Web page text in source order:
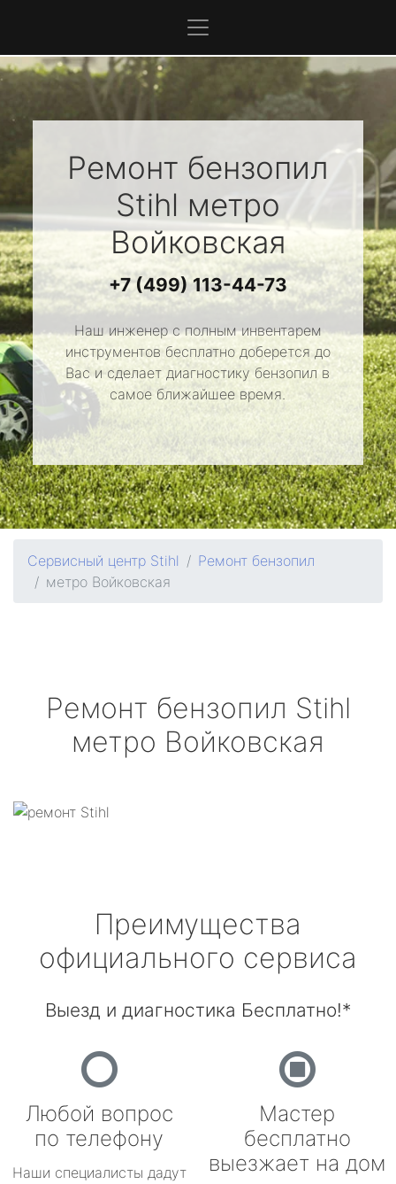
Ремонт бензопил
Stihl метро
Войковская
+7 (499) 113-44-73
Наш инженер с полным инвентарем
инструментов бесплатно доберется до
Вас и сделает диагностику бензопил в
самое ближайшее время.
Сервисный центр Stihl
Ремонт бензопил
метро Войковская
Ремонт бензопил Stihl
метро Войковская
Преимущества
официального сервиса
Выезд и диагностика Бесплатно!*
Любой вопрос
по телефону
Наши специалисты дадут
Мастер
бесплатно
выезжает на дом